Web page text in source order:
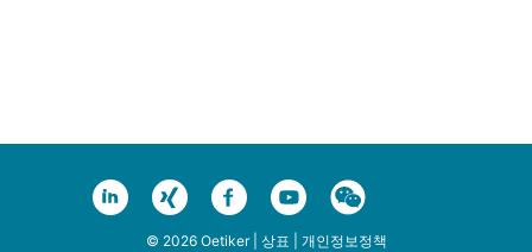
© 2026 Oetiker | 상표 개인정보정책